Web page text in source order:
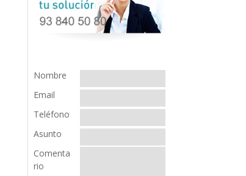
Nombre
Email
Teléfono
Asunto
Comenta
rio